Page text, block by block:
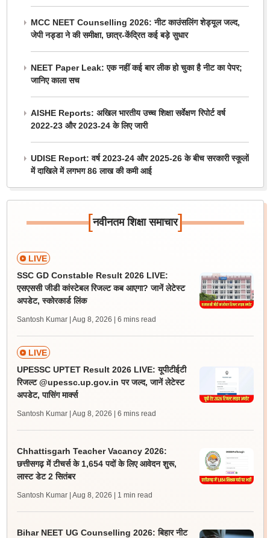
MCC NEET Counselling 2026: नीट काउंसलिंग शेड्यूल जल्द,
जेपी नड्डा ने की समीक्षा, छात्र-केंद्रित कई बड़े सुधार
NEET Paper Leak: एक नहीं कई बार लीक हो चुका है नीट का पेपर;
जानिए काला सच
AISHE Reports: अखिल भारतीय उच्च शिक्षा सर्वेक्षण रिपोर्ट वर्ष
2022-23 और 2023-24 के लिए जारी
UDISE Report: वर्ष 2023-24 और 2025-26 के बीच सरकारी स्कूलों
में दाखिले में लगभग 86 लाख की कमी आई
[नवीनतम शिक्षा समाचार]
LIVE
SSC GD Constable Result 2026 LIVE:
एसएससी जीडी कांस्टेबल रिजल्ट कब आएगा? जानें लेटेस्ट
अपडेट, स्कोरकार्ड लिंक
Santosh Kumar | Aug 8, 2026 | 6 mins read
LIVE
UPESSC UPTET Result 2026 LIVE: यूपीटीईटी
रिजल्ट @upessc.up.gov.in पर जल्द, जानें लेटेस्ट
अपडेट, पासिंग मार्क्स
Santosh Kumar | Aug 8, 2026 | 6 mins read
Chhattisgarh Teacher Vacancy 2026:
छत्तीसगढ़ में टीचर्स के 1,654 पदों के लिए आवेदन शुरू,
लास्ट डेट 2 सितंबर
Santosh Kumar | Aug 8, 2026 | 1 min read
Bihar NEET UG Counselling 2026: बिहार नीट